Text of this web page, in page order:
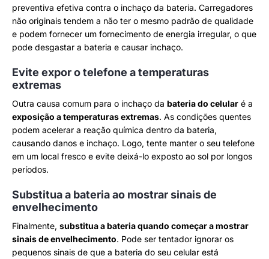
preventiva efetiva contra o inchaço da bateria. Carregadores
não originais tendem a não ter o mesmo padrão de qualidade
e podem fornecer um fornecimento de energia irregular, o que
pode desgastar a bateria e causar inchaço.
Evite expor o telefone a temperaturas
extremas
Outra causa comum para o inchaço da bateria do celular é a
exposição a temperaturas extremas. As condições quentes
podem acelerar a reação química dentro da bateria,
causando danos e inchaço. Logo, tente manter o seu telefone
em um local fresco e evite deixá-lo exposto ao sol por longos
períodos.
Substitua a bateria ao mostrar sinais de
envelhecimento
Finalmente, substitua a bateria quando começar a mostrar
sinais de envelhecimento. Pode ser tentador ignorar os
pequenos sinais de que a bateria do seu celular está